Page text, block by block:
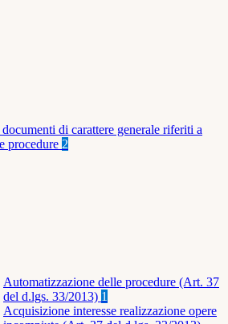
di carattere generale riferiti a
procedure 2
Automatizzazione delle procedure (Art. 37
del d.lgs. 33/2013) 1
Acquisizione interesse realizzazione opere